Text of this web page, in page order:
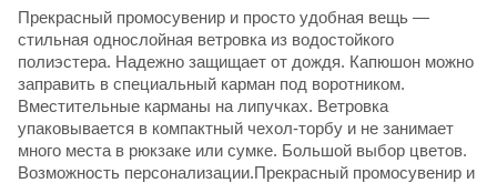
Прекрасный промосувенир и просто удобная вещь —
стильная однослойная ветровка из водостойкого
полиэстера. Надежно защищает от дождя. Капюшон можно
заправить в специальный карман под воротником.
Вместительные карманы на липучках. Ветровка
упаковывается в компактный чехол-торбу и не занимает
много места в рюкзаке или сумке. Большой выбор цветов.
Возможность персонализации.Прекрасный промосувенир и